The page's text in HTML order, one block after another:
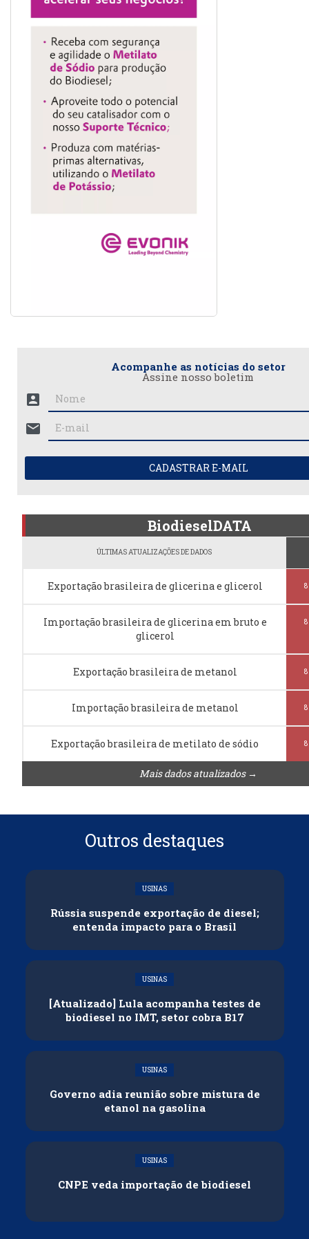
Acompanhe as notícias do setor
Assine nosso boletim
account_box
mail
CADASTRAR E-MAIL
BiodieselDATA
ÚLTIMAS ATUALIZAÇÕES DE DADOS
Exportação brasileira de glicerina e glicerol 8
Importação brasileira de glicerina em bruto e
glicerol
8
Exportação brasileira de metanol 8
Importação brasileira de metanol 8
Exportação brasileira de metilato de sódio 8
Mais dados atualizados →
Outros destaques
USINAS
Rússia suspende exportação de diesel;
entenda impacto para o Brasil
USINAS
[Atualizado] Lula acompanha testes de
biodiesel no IMT, setor cobra B17
USINAS
Governo adia reunião sobre mistura de
etanol na gasolina
USINAS
CNPE veda importação de biodiesel